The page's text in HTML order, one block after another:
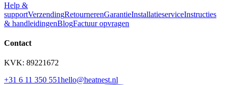
Help &
supportVerzendingRetournerenGarantieInstallatieserviceInstructies
& handleidingenBlogFactuur opvragen
Contact
KVK: 89221672
+31 6 11 350 551hello@heatnest.nl